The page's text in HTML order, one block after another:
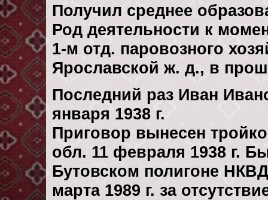
Получил среднее
Род деятельности к
1-м отд. паровозного
Ярославской ж. д., в
Последний раз Иван
января 1938 г.
Приговор вынесен
обл. 11 февраля 1938 г.
Бутовском полигоне
марта 1989 г. за